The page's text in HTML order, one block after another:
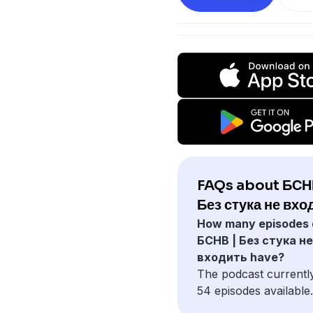
FAQs about
Без стука не
How many episodes
БСНВ | Без стука не
входить have?
The podcast
54 episodes available.